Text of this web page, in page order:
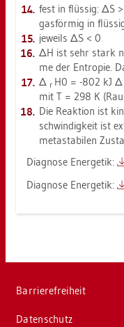
fest in flüs­sig: ΔS
gas­för­mig in
je­weils ΔS < 0
ΔH ist sehr stark
me der En­tro­pie.
Δ r H0 = -802 kJ Δ
mit T = 298 K
Die Re­ak­ti­on ist
schwin­dig­keit ist
me­tas­ta­bi­len
Dia­gno­se En­er­ge­tik:
Dia­gno­se En­er­ge­tik:
Bar­rie­re­frei­heit
Da­ten­schutz